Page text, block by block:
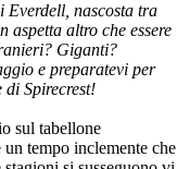
nascosta tra
aspetta altro che essere
Giganti?
e preparatevi per
di Spirecrest!
sul tabellone
tempo inclemente che